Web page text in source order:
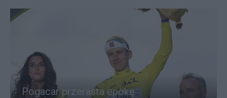
Pogacar przerasta epokę